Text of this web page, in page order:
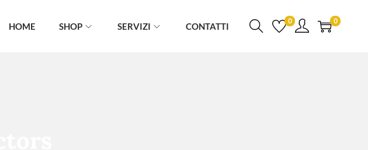
HOME SHOP SERVIZI CONTATTI 0 0